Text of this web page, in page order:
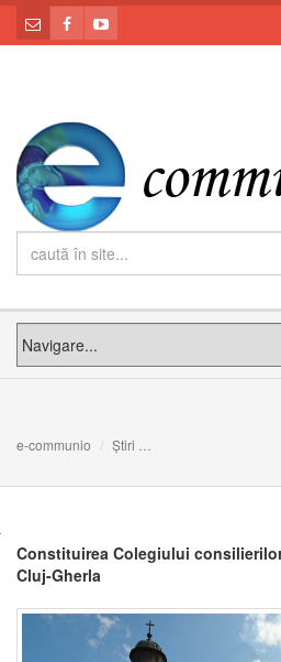
e-communio Știri
Constituirea Colegiului
Cluj-Gherla